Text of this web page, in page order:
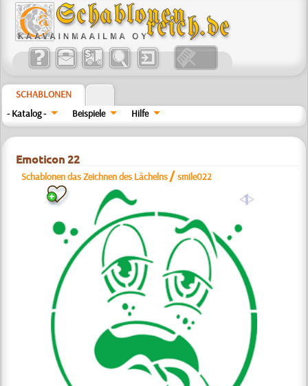
SCHABLONEN
- Katalog -
Beispiele Hilfe
Emoticon 22
Schablonen das Zeichnen des Lächelns /smile022
a